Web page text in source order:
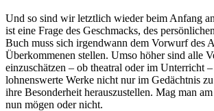
Und so sind wir letztlich wieder beim Anfang
ist eine Frage des Geschmacks, des
Buch muss sich irgendwann dem Vorwurf des
Überkommenen stellen. Umso höher sind alle
einzuschätzen – ob theatral oder im Unterricht
lohnenswerte Werke nicht nur im Gedächtnis
ihre Besonderheit herauszustellen. Mag man
nun mögen oder nicht.